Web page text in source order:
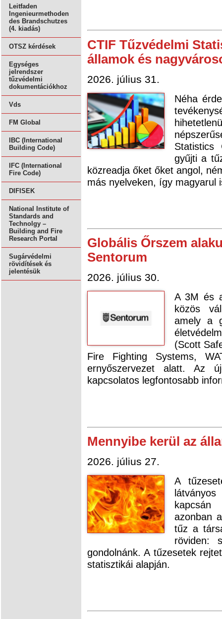
Leitfaden
Ingenieurmethoden
des Brandschutzes
(4. kiadás)
OTSZ kérdések
Egységes
jelrendszer
tűzvédelmi
dokumentációkhoz
Vds
FM Global
IBC (International
Building Code)
IFC (International
Fire Code)
DIFISEK
National Institute of
Standards and
Technolgy –
Building and Fire
Research Portal
Sugárvédelmi
rövidítések és
jelentésük
CTIF Tűzvédelmi
államok és
2026. július 31.
Néha
Statistics
gyűjti a
közreadja őket őket angol,
más nyelveken, így magyarul
Globális Őrszem
Sentorum
2026. július 30.
A 3M és
közös
amely a
(Scott
Fire Fighting Systems,
ernyőszervezet alatt. Az
kapcsolatos legfontosabb
Mennyibe kerül az
2026. július 27.
A
kapcsán
azonban
tűz a
röviden:
gondolnánk. A tűzesetek
statisztikái alapján.